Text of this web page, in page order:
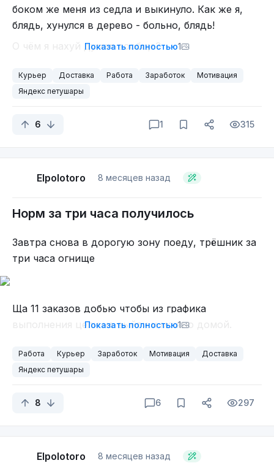
боком же меня из седла и выкинуло. Как же я,
блядь, хунулся в дерево - больно, блядь!
О чём я нахуй думал вообще?
Показать полностью1
Курьер Доставка Работа Заработок
Мотивация
Яндекс петушары
6 1 315
Elpolotoro 8 месяцев назад
Норм за три часа получилось
Завтра снова в дорогую зону поеду, трёшник за
три часа огнище
Ща 11 заказов добью чтобы из графика
выполнения цели не выйти и можно домой.
Показать полностью1
Работа Курьер Заработок Мотивация
Доставка
Яндекс петушары
8 6 297
Elpolotoro 8 месяцев назад